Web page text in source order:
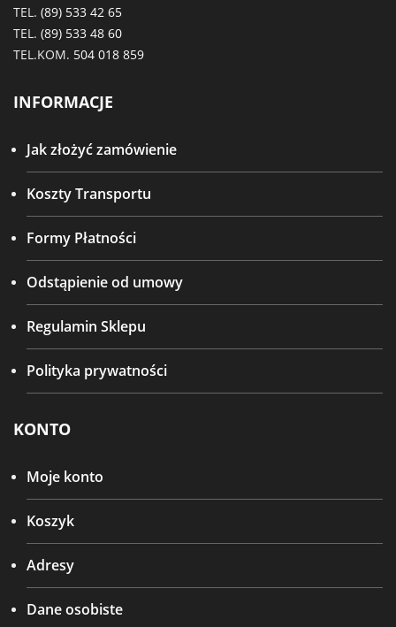
TEL. (89) 533 42 65
TEL. (89) 533 48 60
TEL.KOM. 504 018 859
INFORMACJE
Jak złożyć zamówienie
Koszty Transportu
Formy Płatności
Odstąpienie od umowy
Regulamin Sklepu
Polityka prywatności
KONTO
Moje konto
Koszyk
Adresy
Dane osobiste